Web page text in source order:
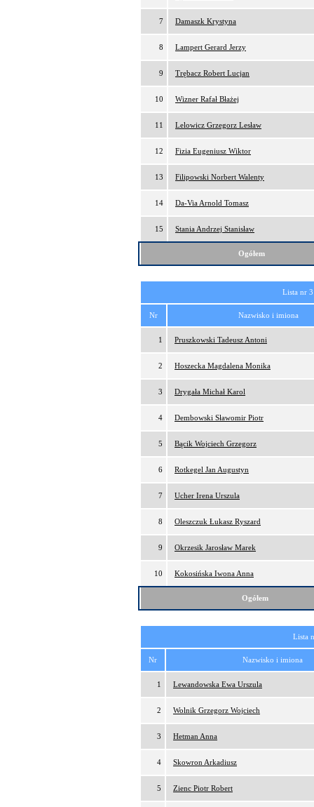
7 Damaszk Krystyna
8 Lampert Gerard Jerzy
9 Trębacz Robert Lucjan
10 Wizner Rafał Błażej
11 Lelowicz Grzegorz Lesław
12 Fizia Eugeniusz Wiktor
13 Filipowski Norbert Walenty
14 Da-Via Arnold Tomasz
15 Stania Andrzej Stanisław
Ogółem
Lista nr
Nr Nazwisko i imiona
1 Pruszkowski Tadeusz Antoni
2 Hoszecka Magdalena Monika
3 Drygała Michał Karol
4 Dembowski Sławomir Piotr
5 Bącik Wojciech Grzegorz
6 Rotkegel Jan Augustyn
7 Ucher Irena Urszula
8 Oleszczuk Łukasz Ryszard
9 Okrzesik Jarosław Marek
10 Kokosińska Iwona Anna
Ogółem
Lista
Nr Nazwisko i imiona
1 Lewandowska Ewa Urszula
2 Wolnik Grzegorz Wojciech
3 Hetman Anna
4 Skowron Arkadiusz
5 Zienc Piotr Robert